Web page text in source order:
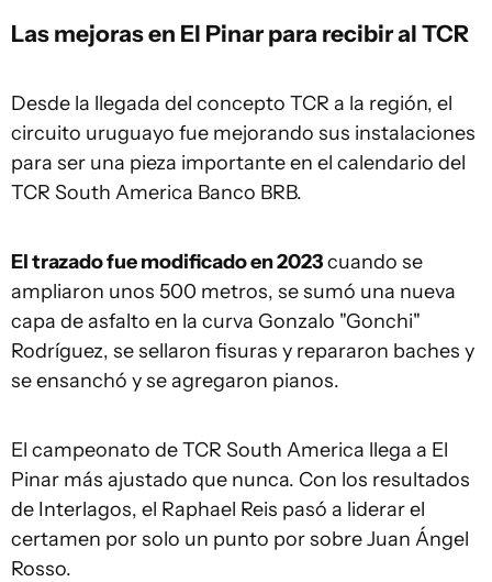
Las mejoras en El Pinar para recibir al TCR
Desde la llegada del concepto TCR a la región, el
circuito uruguayo fue mejorando sus instalaciones
para ser una pieza importante en el calendario del
TCR South America Banco BRB.
El trazado fue modificado en 2023cuando se
ampliaron unos 500 metros, se sumó una nueva
capa de asfalto en la curva Gonzalo "Gonchi"
Rodríguez, se sellaron fisuras y repararon baches y
se ensanchó y se agregaron pianos.
El campeonato de TCR South America llega a El
Pinar más ajustado que nunca. Con los resultados
de Interlagos, el Raphael Reis pasó a liderar el
certamen por solo un punto por sobre Juan Ángel
Rosso.